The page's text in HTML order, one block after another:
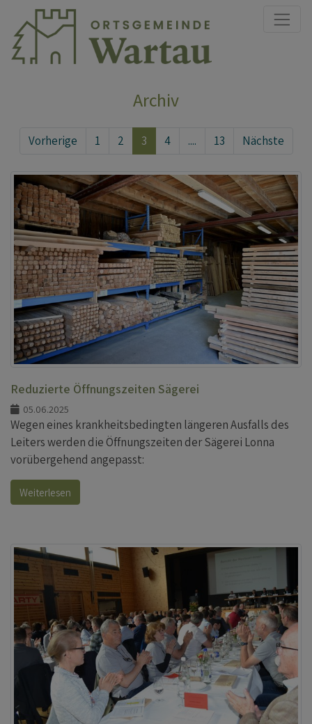
Archiv
Vorherige 1 2 3 4 .... 13 Nächste
Reduzierte Öffnungszeiten Sägerei
05.06.2025
Wegen eines krankheitsbedingten längeren Ausfalls des
Leiters werden die Öffnungszeiten der Sägerei Lonna
vorübergehend angepasst:
Weiterlesen